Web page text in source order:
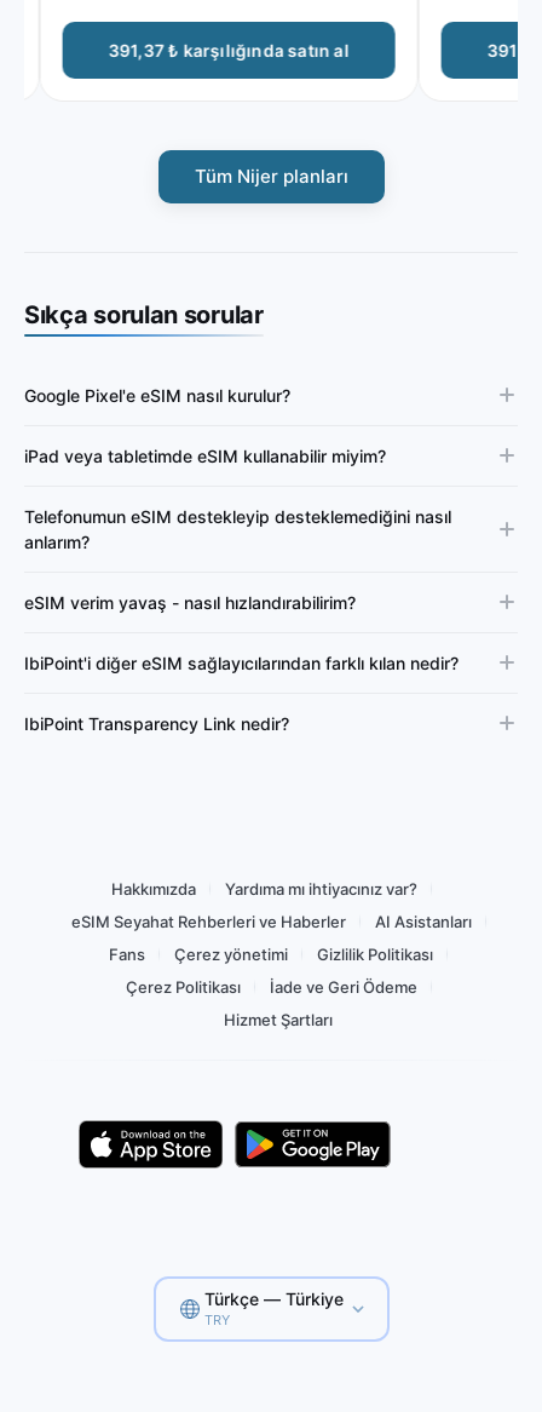
391,37 ₺ karşılığında satın al
Tüm Nijer planları
Sıkça sorulan sorular
Google Pixel'e eSIM nasıl kurulur?
iPad veya tabletimde eSIM kullanabilir miyim?
Telefonumun eSIM destekleyip desteklemediğini nasıl
anlarım?
eSIM verim yavaş - nasıl hızlandırabilirim?
IbiPoint'i diğer eSIM sağlayıcılarından farklı kılan nedir?
IbiPoint Transparency Link nedir?
Hakkımızda
Yardıma mı ihtiyacınız var?
eSIM Seyahat Rehberleri ve Haberler
AI Asistanları
Fans
Çerez yönetimi
Gizlilik Politikası
Çerez Politikası
İade ve Geri Ödeme
Hizmet Şartları
Türkçe — Türkiye
TRY